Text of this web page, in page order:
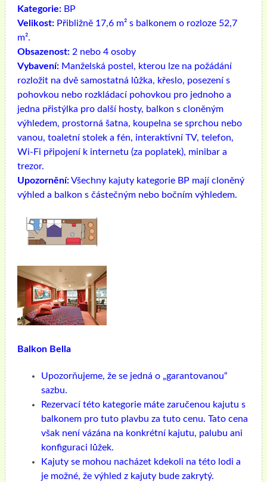
Kategorie: BP
Velikost: Přibližně 17,6 m² s balkonem o rozloze 52,7
m².
Obsazenost: 2 nebo 4 osoby
Vybavení: Manželská postel, kterou lze na požádání
rozložit na dvě samostatná lůžka, křeslo, posezení s
pohovkou nebo rozkládací pohovkou pro jednoho a
jedna přistýlka pro další hosty, balkon s cloněným
výhledem, prostorná šatna, koupelna se sprchou nebo
vanou, toaletní stolek a fén, interaktivní TV, telefon,
Wi-Fi připojení k internetu (za poplatek), minibar a
trezor.
Upozornění:Všechny kajuty kategorie BP mají cloněný
výhled a balkon s částečným nebo bočním výhledem.
Balkon Bella
Upozorňujeme, že se jedná o „garantovanou“
sazbu.
Rezervací této kategorie máte zaručenou kajutu s
balkonem pro tuto plavbu za tuto cenu. Tato cena
však není vázána na konkrétní kajutu, palubu ani
konfiguraci lůžek.
Kajuty se mohou nacházet kdekoli na této lodi a
je možné, že výhled z kajuty bude zakrytý.